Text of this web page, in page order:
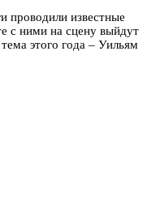
проводили известные
с ними на сцену выйдут
этого года – Уильям